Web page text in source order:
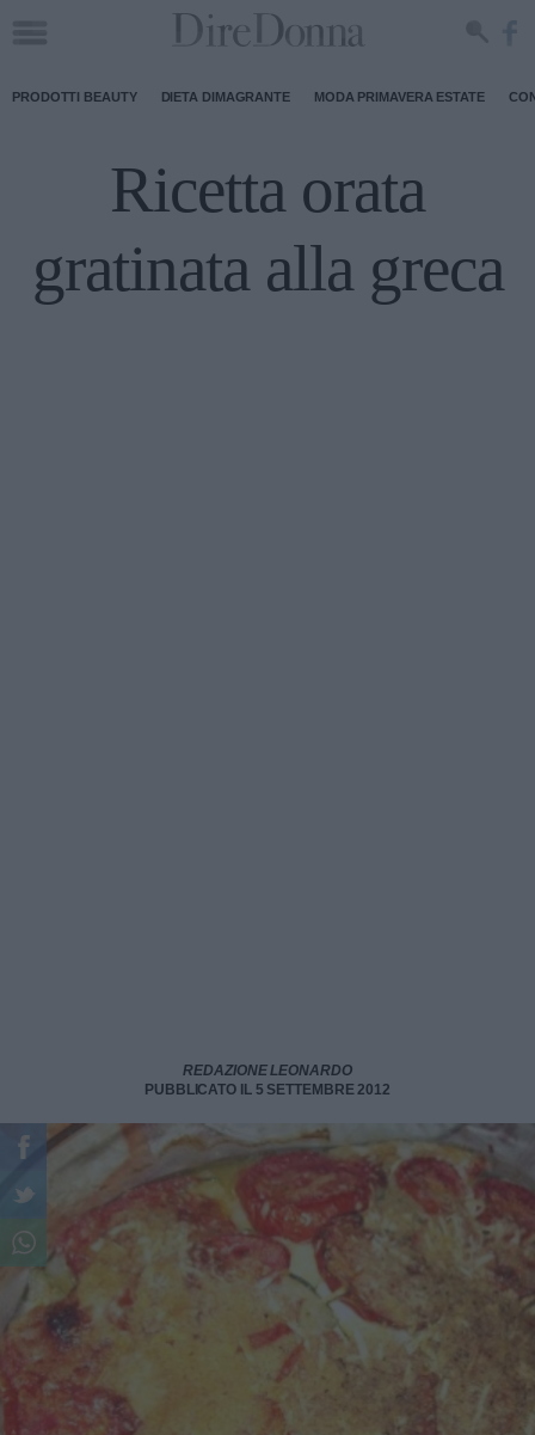
PRODOTTI BEAUTY DIETA DIMAGRANTE MODA PRIMAVERA ESTATE
Ricetta orata
gratinata alla greca
REDAZIONE LEONARDO
PUBBLICATO IL 5 SETTEMBRE 2012